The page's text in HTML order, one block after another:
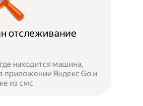
отслеживание
находится машина,
приложении Яндекс Go и
из смс